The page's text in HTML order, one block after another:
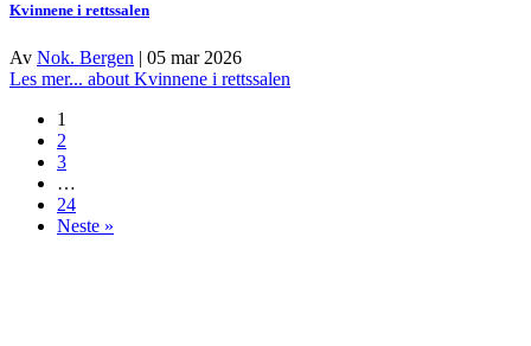
Kvinnene i rettssalen
Av Nok. Bergen | 05 mar 2026
Les mer... about Kvinnene i rettssalen
1
2
3
…
24
Neste »